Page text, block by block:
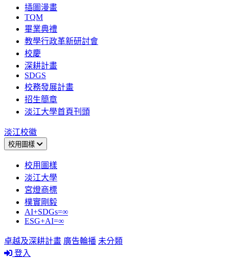
插圖漫畫
TQM
畢業典禮
教學行政革新研討會
校慶
深耕計畫
SDGS
校務發展計畫
招生簡章
淡江大學首頁刊頭
淡江校徽
校用圖樣
校用圖樣
淡江大學
宮燈商標
樸實剛毅
AI+SDGs=∞
ESG+AI=∞
卓越及深耕計畫 廣告輪播 未分類
登入